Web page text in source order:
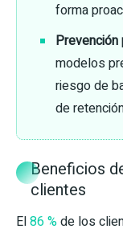
forma
Prevención
modelos
riesgo de
de
Beneficios
clientes
El86 %de los